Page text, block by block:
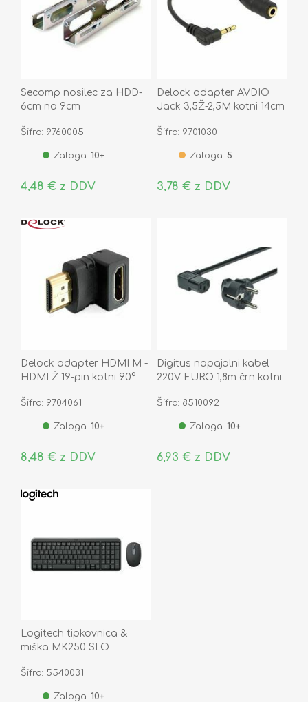
Secomp nosilec za HDD-
6cm na 9cm
Šifra: 9760005
Zaloga: 10+
4,48 € z DDV
Delock adapter AVDIO
Jack 3,5Ž-2,5M kotni 14cm
Šifra: 9701030
Zaloga: 5
3,78 € z DDV
Delock adapter HDMI M -
HDMI Ž 19-pin kotni 90°
Šifra: 9704061
Zaloga: 10+
8,48 € z DDV
Digitus napajalni kabel
220V EURO 1,8m črn kotni
Šifra: 8510092
Zaloga: 10+
6,93 € z DDV
Logitech tipkovnica &
miška MK250 SLO
Šifra: 5540031
Zaloga: 10+